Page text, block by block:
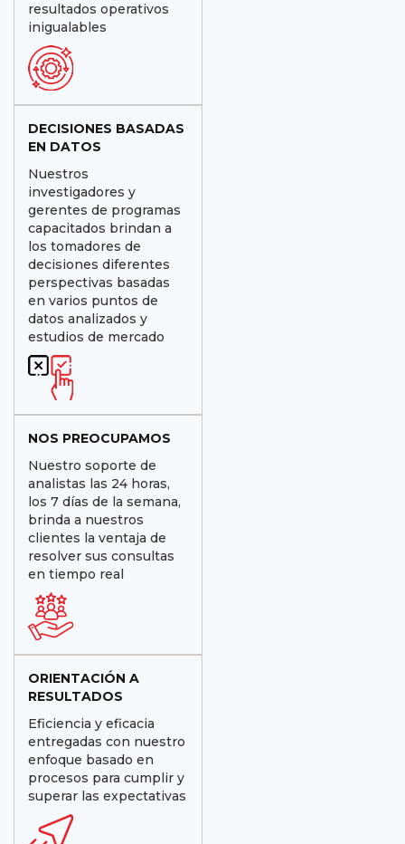
resultados operativos
inigualables
DECISIONES BASADAS
EN DATOS
Nuestros
investigadores y
gerentes de programas
capacitados brindan a
los tomadores de
decisiones diferentes
perspectivas basadas
en varios puntos de
datos analizados y
estudios de mercado
NOS PREOCUPAMOS
Nuestro soporte de
analistas las 24 horas,
los 7 días de la semana,
brinda a nuestros
clientes la ventaja de
resolver sus consultas
en tiempo real
ORIENTACIÓN A
RESULTADOS
Eficiencia y eficacia
entregadas con nuestro
enfoque basado en
procesos para cumplir y
superar las expectativas